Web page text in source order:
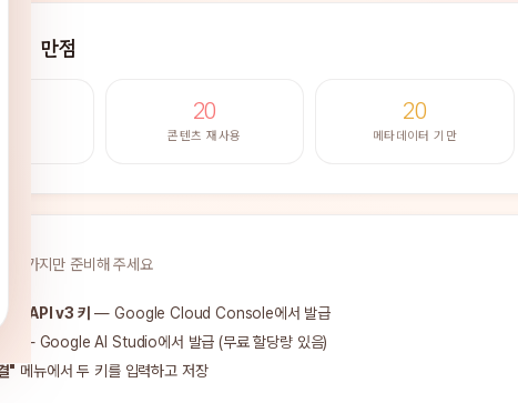
점 만점
20
콘텐츠 재사용
20
메타데이터 기만
3가지만 준비해 주세요
API v3 키 — Google Cloud Console에서 발급
— Google AI Studio에서 발급 (무료 할당량 있음)
" 메뉴에서 두 키를 입력하고 저장